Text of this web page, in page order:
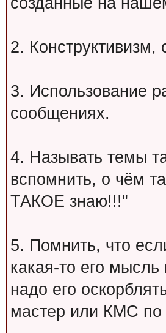
2. Конструктивизм,
3. Использование
сообщениях.
4. Называть темы
вспомнить, о чём
ТАКОЕ знаю!!!"
5. Помнить, что
какая-то его
надо его
мастер или КМС по